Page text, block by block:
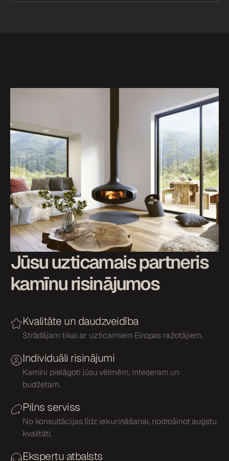
Jūsu uzticamais partneris
kamīnu risinājumos
Kvalitāte un daudzveidība
Strādājam tikai ar uzticamiem Eiropas ražotājiem.
Individuāli risinājumi
Kamīni pielāgoti jūsu vēlmēm, interjeram un
budžetam.
Pilns serviss
No konsultācijas līdz iekurināšanai, nodrošinot augstu
kvalitāti.
Ekspertu atbalsts